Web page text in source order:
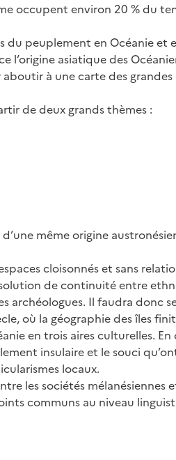
occupent environ 20 % du
peuplement en Océanie et
asiatique des
à une carte des grandes
de deux grands thèmes :
même origine
cloisonnés et sans
de continuité entre
archéologues. Il faudra donc
où la géographie des îles
en trois aires culturelles.
insulaire et le souci
locaux.
les sociétés mélanésiennes
communs au niveau